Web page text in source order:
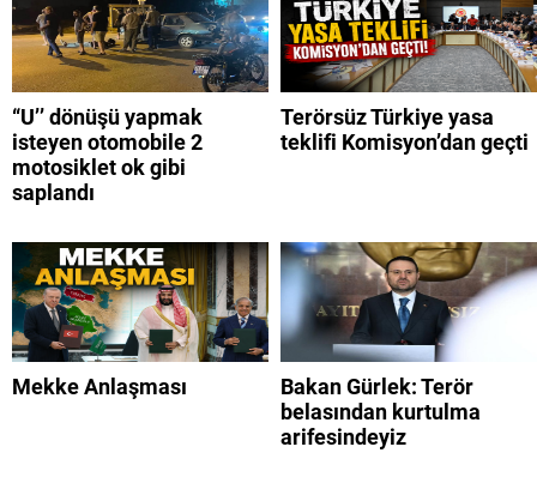
“U’’ dönüşü yapmak
isteyen otomobile 2
motosiklet ok gibi
saplandı
Terörsüz Türkiye yasa
teklifi Komisyon’dan geçti
Mekke Anlaşması
Bakan Gürlek: Terör
belasından kurtulma
arifesindeyiz